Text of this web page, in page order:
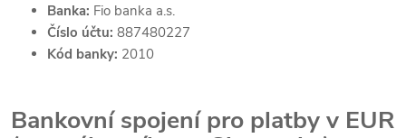
Banka: Fio banka a.s.
Číslo účtu: 887480227
Kód banky: 2010
Bankovní spojení pro platby v EUR